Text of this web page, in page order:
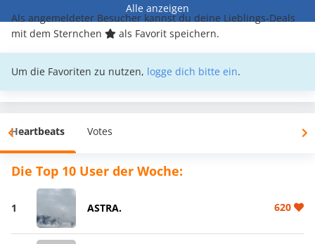
Alle anzeigen
Als angemeldeter Besucher kannst du deine Lieblings-Deals
mit dem Sternchen
als Favorit speichern.
Um die Favoriten zu nutzen, logge dich bitte ein.
Heartbeats Votes
Die Top 10 User der Woche:
1 ASTRA. 620